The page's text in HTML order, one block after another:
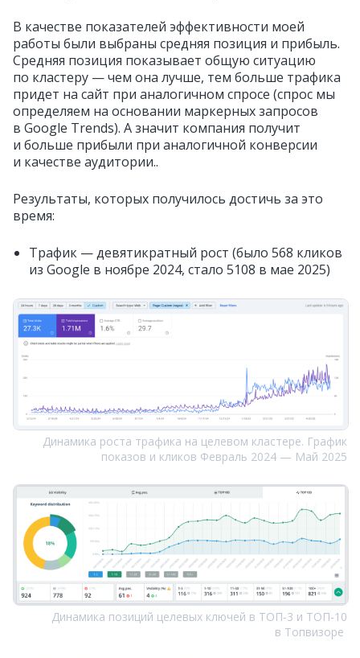
В качестве показателей эффективности моей
работы были выбраны средняя позиция и прибыль.
Средняя позиция показывает общую ситуацию
по кластеру — чем она лучше, тем больше трафика
придет на сайт при аналогичном спросе (спрос мы
определяем на основании маркерных запросов
в Google Trends). А значит компания получит
и больше прибыли при аналогичной конверсии
и качестве аудитории..
Результаты, которых получилось достичь за это
время:
Трафик — девятикратный рост (было 568 кликов
из Google в ноябре 2024, стало 5108 в мае 2025)
Динамика роста трафика на целевом кластере. График
показов и кликов Февраль 2024 — Май 2025
Динамика позиций целевых ключей в ТОП‑3 и ТОП‑10
в Топвизоре